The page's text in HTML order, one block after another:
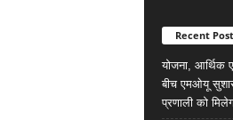
Recent
योजना, आर्थिक
बीच एमओयू
प्रणाली को